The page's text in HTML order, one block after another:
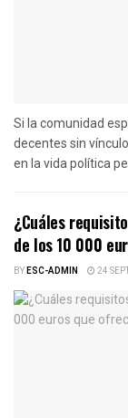
Si la comunidad
decentes sin
en la vida política
¿Cuáles
de los 10 000
BYESC-ADMIN 24